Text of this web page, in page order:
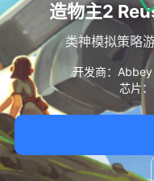
造物主2
类神模拟策略
开发商：
芯片